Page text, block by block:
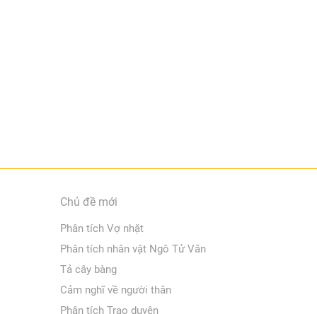
Chủ đề mới
Phân tích Vợ nhặt
Phân tích nhân vật Ngô Tử Văn
Tả cây bàng
Cảm nghĩ về người thân
Phân tích Trao duyên